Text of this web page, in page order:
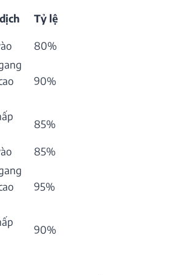
Tỷ lệ
80%
90%
85%
85%
95%
90%